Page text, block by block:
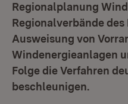
Regionalplanung
Regionalverbände des
Ausweisung von
Windenergieanlagen
Folge die Verfahren
beschleunigen.